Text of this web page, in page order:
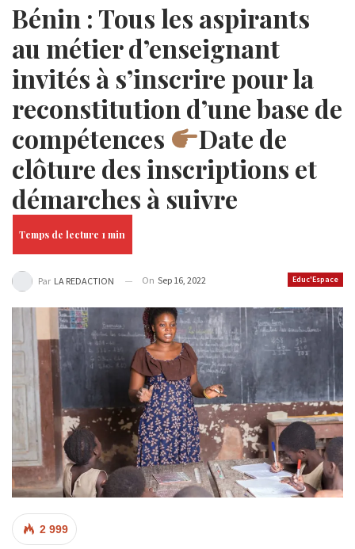
Bénin : Tous les aspirants
au métier d’enseignant
invités à s’inscrire pour la
reconstitution d’une base de
compétences
Date de
clôture des inscriptions et
démarches à suivre
Educ'Espace
Par LA REDACTION On Sep 16, 2022
2 999